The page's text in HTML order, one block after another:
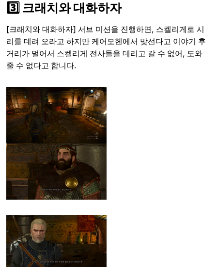
3️⃣ 크래치와 대화하자
[크래치와 대화하자] 서브 미션을 진행하면, 스켈리게로 시
리를 데려 오라고 하지만 케어모헨에서 맞선다고 이야기 후
거리가 멀어서 스켈리게 전사들을 데리고 갈 수 없어, 도와
줄 수 없다고 합니다.